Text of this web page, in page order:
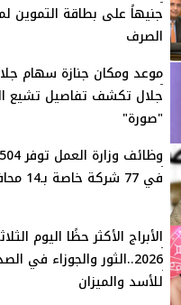
جنيهاً على بطاقة التموين
الصرف
موعد ومكان جنازة سهام
جلال تكشف تفاصيل تشيع
"صورة"
في 77 شركة خاصة بـ14 محافظة
2026..الثور والجوزاء في
للأسد والميزان